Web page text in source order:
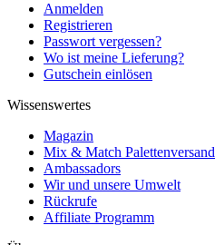
Anmelden
Registrieren
Passwort vergessen?
Wo ist meine Lieferung?
Gutschein einlösen
Wissenswertes
Magazin
Mix & Match Palettenversand
Ambassadors
Wir und unsere Umwelt
Rückrufe
Affiliate Programm